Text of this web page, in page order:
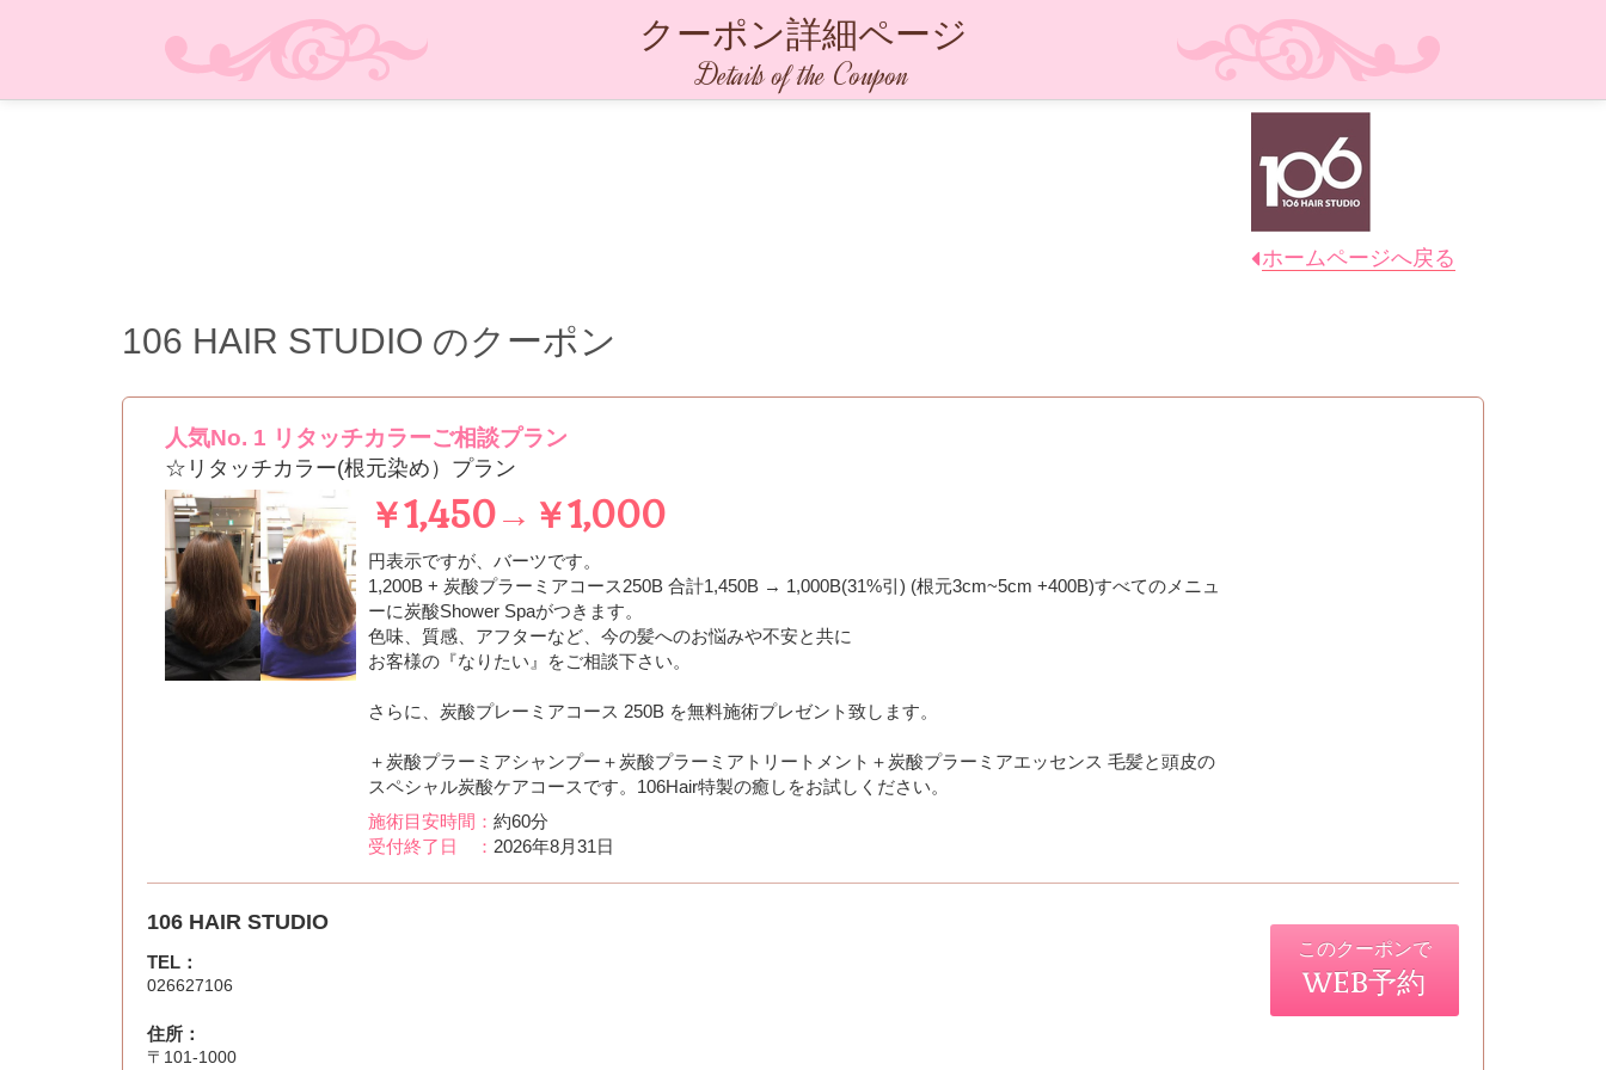
クーポン詳細ページ
Details of the Coupon
ホームページへ戻る
106 HAIR STUDIO のクーポン
人気No. 1 リタッチカラーご相談プラン
☆リタッチカラー(根元染め）プラン
￥1,450→￥1,000
円表示ですが、バーツです。
1,200B + 炭酸プラーミアコース250B 合計1,450B → 1,000B(31%引) (根元3cm~5cm +400B)すべてのメニュ
ーに炭酸Shower Spaがつきます。
色味、質感、アフターなど、今の髪へのお悩みや不安と共に
お客様の『なりたい』をご相談下さい。
さらに、炭酸プレーミアコース 250B を無料施術プレゼント致します。
＋炭酸プラーミアシャンプー＋炭酸プラーミアトリートメント＋炭酸プラーミアエッセンス 毛髪と頭皮の
スペシャル炭酸ケアコースです。106Hair特製の癒しをお試しください。
施術目安時間： 約60分
受付終了日 ： 2026年8月31日
106 HAIR STUDIO
TEL：
026627106
住所：
〒101-1000
このクーポンで
WEB予約